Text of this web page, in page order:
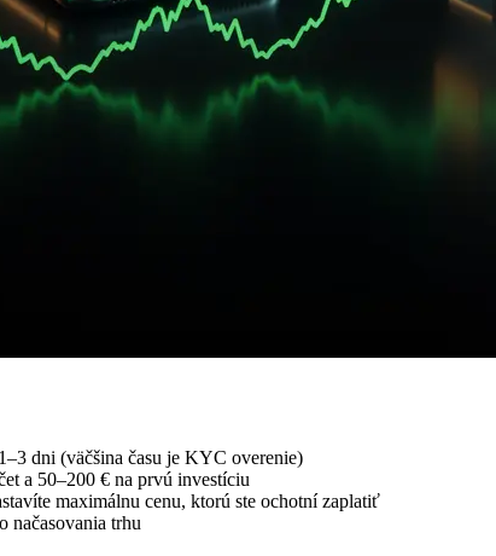
dni (väčšina času je KYC overenie)
a 50–200 € na prvú investíciu
maximálnu cenu, ktorú ste ochotní zaplatiť
načasovania trhu